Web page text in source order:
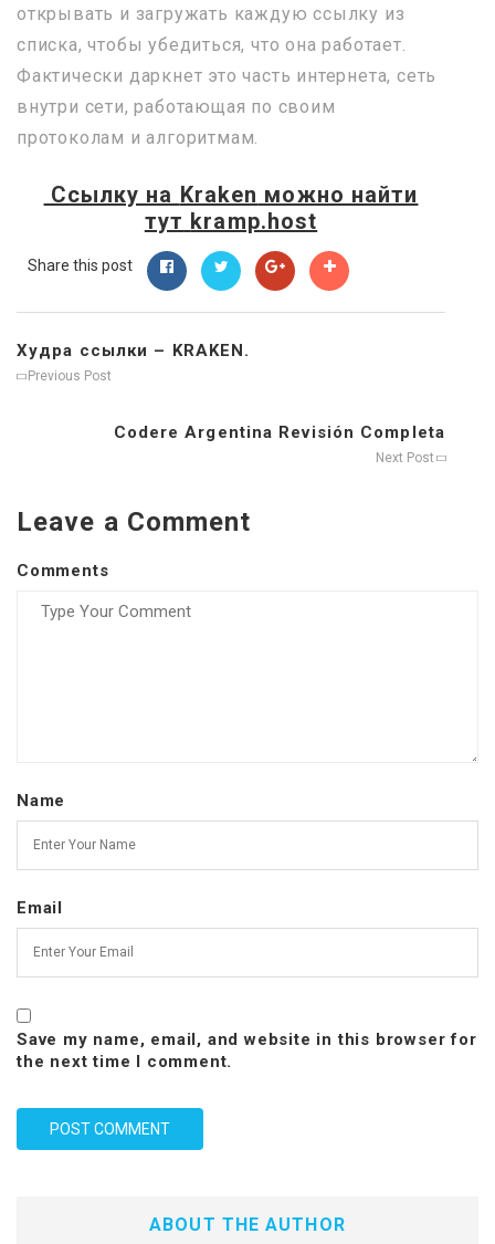
открывать и загружать каждую ссылку из
списка, чтобы убедиться, что она работает.
Фактически даркнет это часть интернета, сеть
внутри сети, работающая по своим
протоколам и алгоритмам.
Ссылку на Kraken можно найти
тут kramp.host
Share this post
Худра ссылки – KRAKEN.
Previous Post
Codere Argentina Revisión Completa
Next Post
Leave a Comment
Comments
Name
Email
Save my name, email, and website in this browser for
the next time I comment.
ABOUT THE AUTHOR